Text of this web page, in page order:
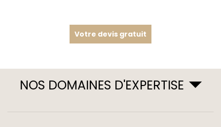
Votre devis gratuit
NOS DOMAINES D'EXPERTISE